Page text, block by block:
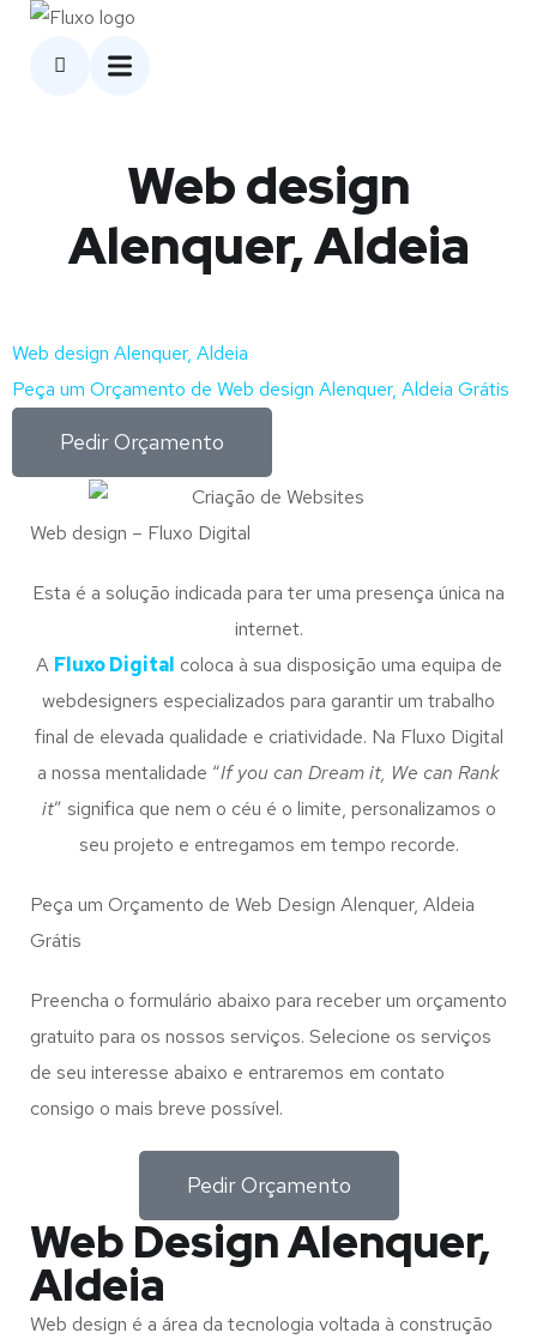
Web design
Alenquer, Aldeia
Web design Alenquer, Aldeia
Peça um Orçamento de Web design Alenquer, Aldeia Grátis
Pedir Orçamento
Web design – Fluxo Digital
Esta é a solução indicada para ter uma presença única na
internet.
A Fluxo Digital coloca à sua disposição uma equipa de
webdesigners especializados para garantir um trabalho
final de elevada qualidade e criatividade. Na Fluxo Digital
a nossa mentalidade “If you can Dream it, We can Rank
it” significa que nem o céu é o limite, personalizamos o
seu projeto e entregamos em tempo recorde.
Peça um Orçamento de Web Design Alenquer, Aldeia
Grátis
Preencha o formulário abaixo para receber um orçamento
gratuito para os nossos serviços. Selecione os serviços
de seu interesse abaixo e entraremos em contato
consigo o mais breve possível.
Pedir Orçamento
Web Design Alenquer,
Aldeia
Web design é a área da tecnologia voltada à construção